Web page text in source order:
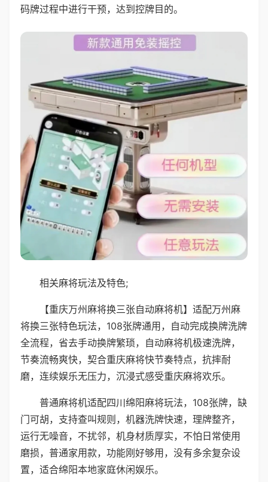
码牌过程中进行干预，达到控牌目的。
相关麻将玩法及特色;
【重庆万州麻将换三张自动麻将机】适配万州麻
将换三张特色玩法，108张牌通用，自动完成换牌洗牌
全流程，省去手动换牌繁琐，自动麻将机极速洗牌，
节奏流畅爽快，契合重庆麻将快节奏特点，抗摔耐
磨，连续娱乐无压力，沉浸式感受重庆麻将欢乐。
普通麻将机适配四川绵阳麻将玩法，108张牌，缺
门可胡，支持查叫规则，机器洗牌快速，理牌整齐，
运行无噪音，不扰邻，机身材质厚实，不怕日常使用
磨损，普通家用款，功能刚好够用，没有多余复杂设
置，适合绵阳本地家庭休闲娱乐。